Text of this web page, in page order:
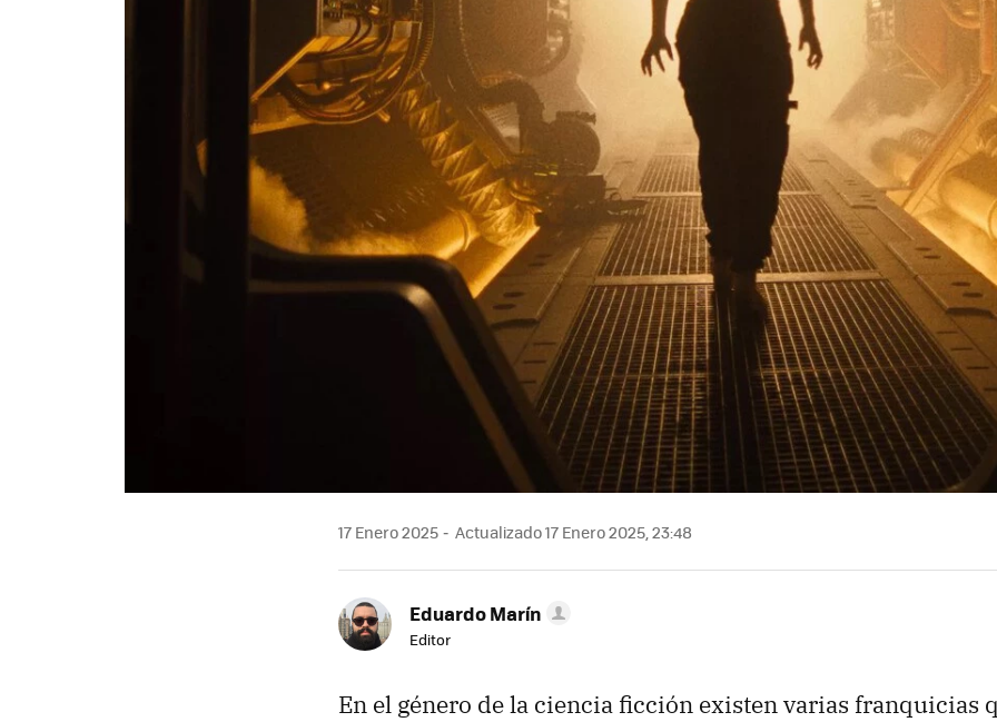
17 Enero 2025 Actualizado 17 Enero 2025, 23:48
Eduardo Marín
Editor
En el género de la ciencia ficción existen varias franquicias